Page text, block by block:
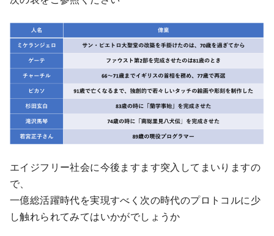
エイジフリー社会に今後ますます突入してまいりますの
で、
一億総活躍時代を実現すべく次の時代のプロトコルに少
し触れられてみてはいかがでしょうか